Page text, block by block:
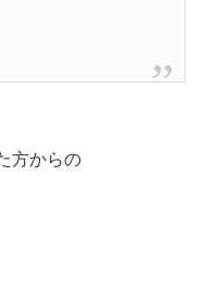
方からの